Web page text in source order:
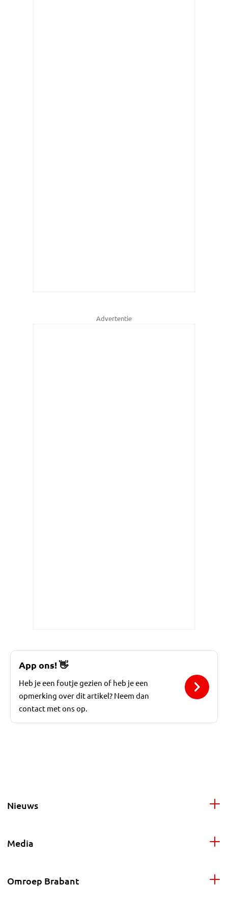
Advertentie
App ons!👋
Heb je een foutje gezien of heb je een
opmerking over dit artikel? Neem dan
contact met ons op.
Nieuws
Media
Omroep Brabant